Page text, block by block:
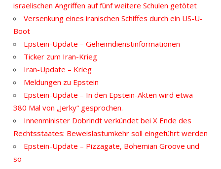
israelischen Angriffen auf fünf weitere Schulen getötet
Versenkung eines iranischen Schiffes durch ein US-U-
Boot
Epstein-Update – Geheimdienstinformationen
Ticker zum Iran-Krieg
Iran-Update – Krieg
Meldungen zu Epstein
Epstein-Update – In den Epstein-Akten wird etwa
380 Mal von „Jerky“ gesprochen.
Innenminister Dobrindt verkündet bei X Ende des
Rechtsstaates: Beweislastumkehr soll eingeführt werden
Epstein-Update – Pizzagate, Bohemian Groove und
so